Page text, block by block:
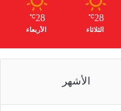
28
℃
الثلاثاء
28
℃
الأربعاء
الأشهر